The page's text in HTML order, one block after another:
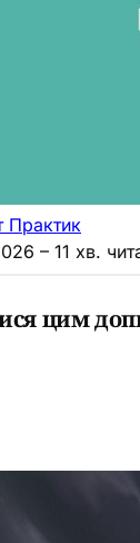
Практик
– 11 хв.
цим